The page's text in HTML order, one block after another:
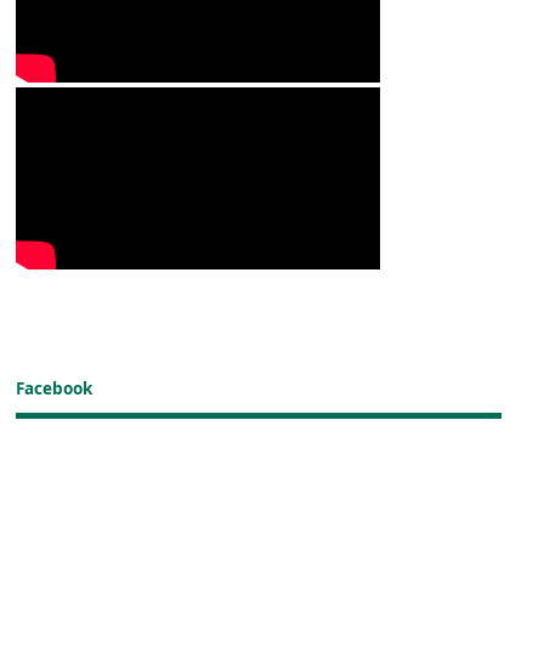
Facebook